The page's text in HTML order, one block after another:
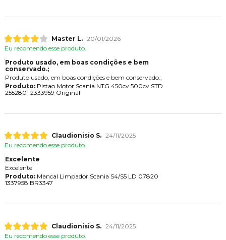
Master L. 20/01/2026
Eu recomendo esse produto.
Produto usado, em boas condições e bem
conservado.;
Produto usado, em boas condições e bem conservado.;
Produto:Pistao Motor Scania NTG 450cv 500cv STD
2552801 2333959 Original
Claudionisio S. 24/11/2025
Eu recomendo esse produto.
Excelente
Excelente
Produto:Mancal Limpador Scania S4/S5 LD 07820
1337958 BR3347
Claudionisio S. 24/11/2025
Eu recomendo esse produto.